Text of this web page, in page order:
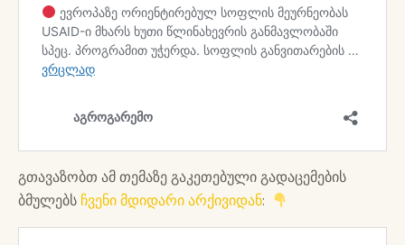
გთავაზობთ ამ თემაზე გაკეთებული გადაცემების
ბმულებს ჩვენი მდიდარი არქივიდან: